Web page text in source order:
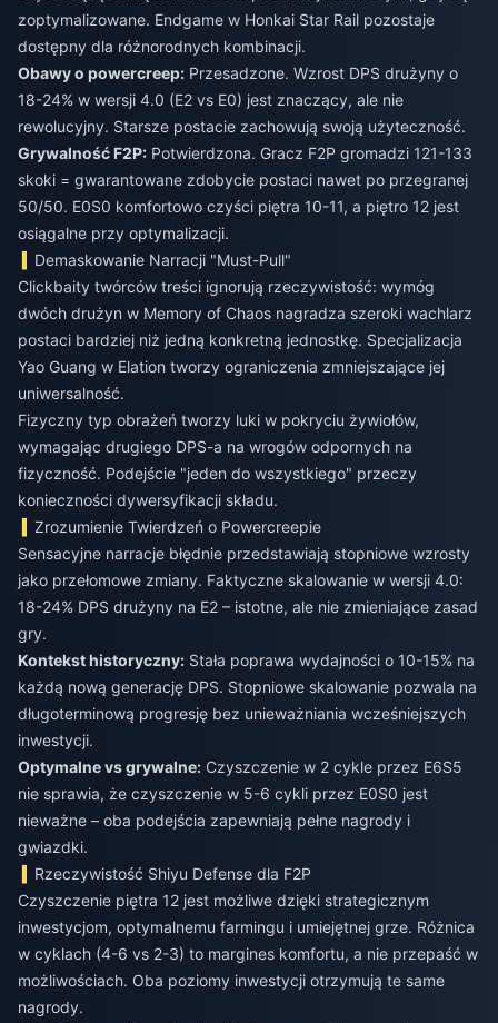
zoptymalizowane. Endgame w Honkai Star Rail pozostaje
dostępny dla różnorodnych kombinacji.
Obawy o powercreep: Przesadzone. Wzrost DPS drużyny o
18-24% w wersji 4.0 (E2 vs E0) jest znaczący, ale nie
rewolucyjny. Starsze postacie zachowują swoją użyteczność.
Grywalność F2P: Potwierdzona. Gracz F2P gromadzi 121-133
skoki = gwarantowane zdobycie postaci nawet po przegranej
50/50. E0S0 komfortowo czyści piętra 10-11, a piętro 12 jest
osiągalne przy optymalizacji.
Demaskowanie Narracji "Must-Pull"
Clickbaity twórców treści ignorują rzeczywistość: wymóg
dwóch drużyn w Memory of Chaos nagradza szeroki wachlarz
postaci bardziej niż jedną konkretną jednostkę. Specjalizacja
Yao Guang w Elation tworzy ograniczenia zmniejszające jej
uniwersalność.
Fizyczny typ obrażeń tworzy luki w pokryciu żywiołów,
wymagając drugiego DPS-a na wrogów odpornych na
fizyczność. Podejście "jeden do wszystkiego" przeczy
konieczności dywersyfikacji składu.
Zrozumienie Twierdzeń o Powercreepie
Sensacyjne narracje błędnie przedstawiają stopniowe wzrosty
jako przełomowe zmiany. Faktyczne skalowanie w wersji 4.0:
18-24% DPS drużyny na E2 – istotne, ale nie zmieniające zasad
gry.
Kontekst historyczny: Stała poprawa wydajności o 10-15% na
każdą nową generację DPS. Stopniowe skalowanie pozwala na
długoterminową progresję bez unieważniania wcześniejszych
inwestycji.
Optymalne vs grywalne: Czyszczenie w 2 cykle przez E6S5
nie sprawia, że czyszczenie w 5-6 cykli przez E0S0 jest
nieważne – oba podejścia zapewniają pełne nagrody i
gwiazdki.
Rzeczywistość Shiyu Defense dla F2P
Czyszczenie piętra 12 jest możliwe dzięki strategicznym
inwestycjom, optymalnemu farmingu i umiejętnej grze. Różnica
w cyklach (4-6 vs 2-3) to margines komfortu, a nie przepaść w
możliwościach. Oba poziomy inwestycji otrzymują te same
nagrody.